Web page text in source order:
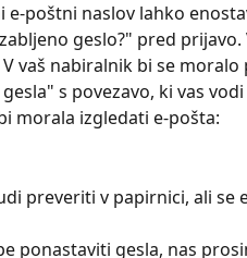
e-poštni naslov lahko
geslo?" pred
vaš nabiralnik bi se
s povezavo, ki vas
morala izgledati e-pošta:
preveriti v papirnici, ali se
ponastaviti gesla, nas